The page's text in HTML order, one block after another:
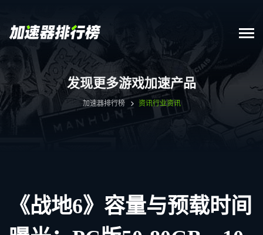
发现更多游戏加速产品
加速器排行榜 资讯行业资讯
《战地6》容量与预载时间